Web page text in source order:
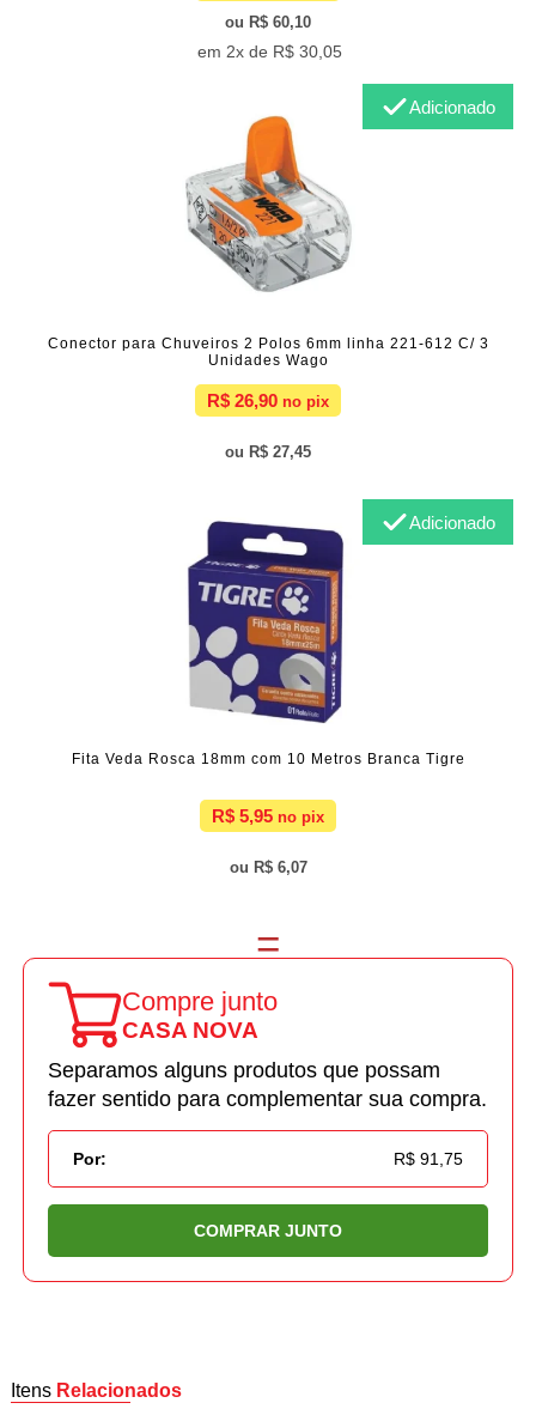
R$ 60,10
2x de R$ 30,05
Conector para Chuveiros 2 Polos 6mm linha 221-612 C/ 3
Unidades Wago
R$ 26,90
R$ 27,45
Adicionado
Fita Veda Rosca 18mm com 10 Metros Branca Tigre
R$ 5,95
R$ 6,07
Adicionado
Compre junto
CASA NOVA
Separamos alguns produtos que possam
fazer sentido para complementar sua compra.
Por: R$ 91,75
COMPRAR JUNTO
Itens Relacionados